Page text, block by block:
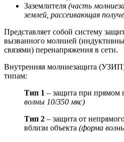
Заземлителя (часть
землей, рассеивающая
Представляет собой систему
вызванного молнией
связями) перенапряжения в сети.
Внутренняя молниезащита
типам:
Тип 1 – защита при прямом
волны 10/350 мкс)
Тип 2 – защита от
вблизи объекта (форма